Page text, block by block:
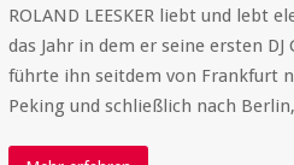
ROLAND LEESKER liebt und lebt
das Jahr in dem er seine ersten DJ
führte ihn seitdem von Frankfurt
Peking und schließlich nach